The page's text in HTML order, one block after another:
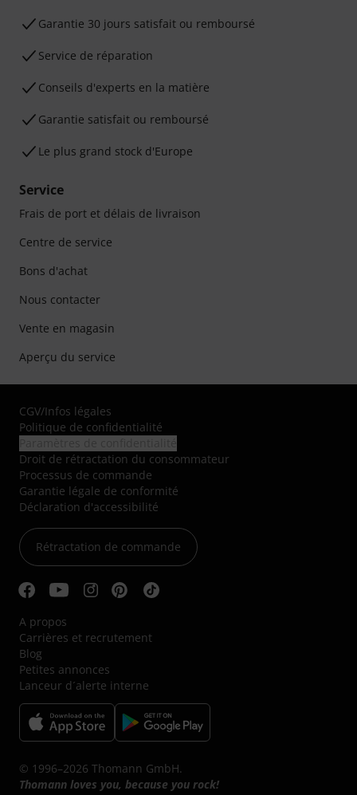
Garantie 30 jours satisfait ou remboursé
Service de réparation
Conseils d'experts en la matière
Garantie satisfait ou remboursé
Le plus grand stock d'Europe
Service
Frais de port et délais de livraison
Centre de service
Bons d'achat
Nous contacter
Vente en magasin
Aperçu du service
CGV/Infos légales
Politique de confidentialité
Droit de rétractation du consommateur
Processus de commande
Garantie légale de conformité
Déclaration d'accessibilité
Rétractation de commande
A propos
Carrières et recrutement
Blog
Petites annonces
Lanceur d´alerte interne
© 1996–2026 Thomann GmbH.
Thomann loves you, because you rock!